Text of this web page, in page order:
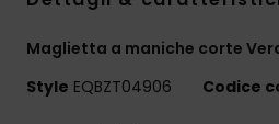
Maglietta a maniche corte
Style EQBZT04906 Codice